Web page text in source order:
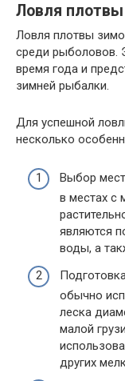
Ловля
Ловля плотвы
среди рыболовов.
время года и
зимней рыбалки.
Для успешной
несколько
Выбор
в местах с
являются
воды, а
обычно
леска
малой
других